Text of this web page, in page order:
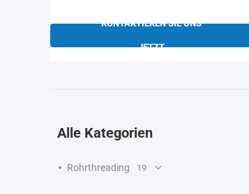
KONTAKTIEREN SIE UNS
JETZT
Alle Kategorien
Rohrthreading 19